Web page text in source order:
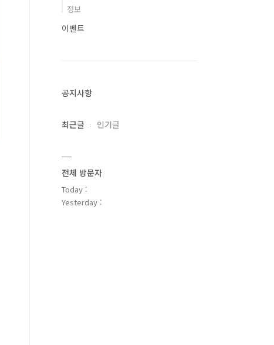
정보
이벤트
공지사항
최근글 인기글
전체 방문자
Today :
Yesterday :